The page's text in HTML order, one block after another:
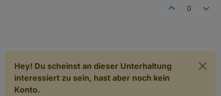
0
Hey! Du scheinst an dieser Unterhaltung
interessiert zu sein, hast aber noch kein
Konto.